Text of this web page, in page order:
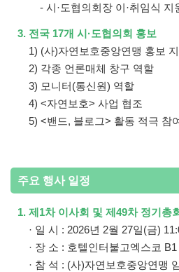
- 시·도협의회장 이·취임식 지
3. 전국 17개 시·도협의회 홍보
1) (사)자연보호중앙연맹 홍보
2) 각종 언론매체 창구 역할
3) 모니터(통신원) 역할
4) <자연보호> 사업 협조
5) <밴드, 블로그> 활동 적극 참
주요 행사 일정
1. 제1차 이사회 및 제49차 정기총
· 일 시 : 2026년 2월 27일(금)
· 장 소 : 호텔인터불고엑스코
· 참 석 : (사)자연보호중앙연맹